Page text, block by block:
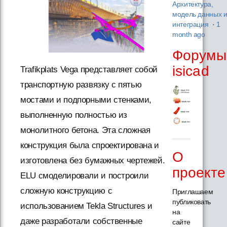
Trafikplats Vega представляет собой
транспортную развязку с пятью
мостами и подпорными стенками,
выполненную полностью из
монолитного бетона. Эта сложная
конструкция была спроектирована и
изготовлена без бумажных чертежей.
ELU смоделировали и построили
сложную конструкцию с
использованием Tekla Structures и
даже разработали собственные
Архитектура,
модель данных и
интеграция · 1
month ago
Форумы
isicad
О
проекте
Приглашаем
публиковать
на
сайте